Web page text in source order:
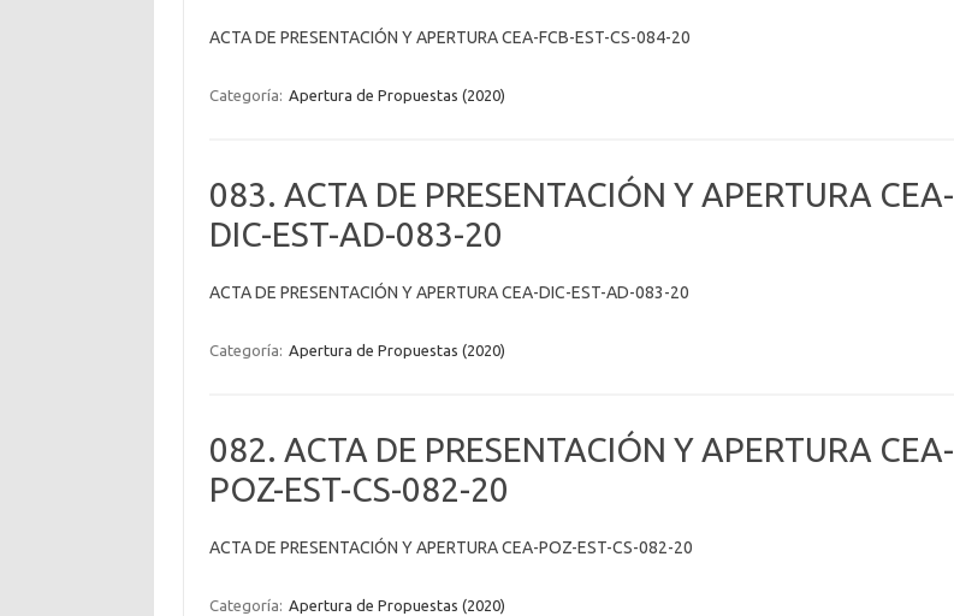
ACTA DE PRESENTACIÓN Y APERTURA CEA-FCB-EST-CS-084-20
Categoría: Apertura de Propuestas (2020)
083. ACTA DE PRESENTACIÓN Y APERTURA CEA-
DIC-EST-AD-083-20
ACTA DE PRESENTACIÓN Y APERTURA CEA-DIC-EST-AD-083-20
Categoría: Apertura de Propuestas (2020)
082. ACTA DE PRESENTACIÓN Y APERTURA CEA-
POZ-EST-CS-082-20
ACTA DE PRESENTACIÓN Y APERTURA CEA-POZ-EST-CS-082-20
Categoría: Apertura de Propuestas (2020)